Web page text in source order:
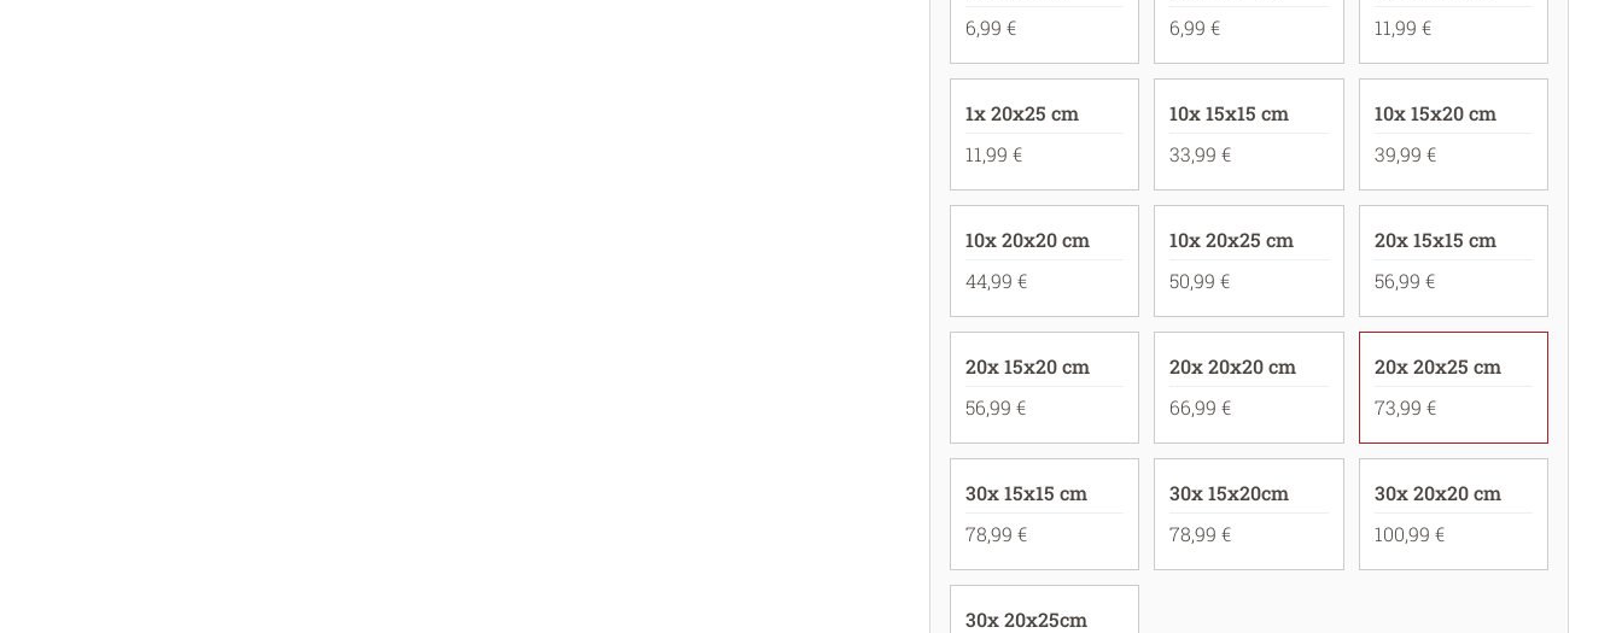
6,99 €
6,99 €
11,99 €
1x 20x25 cm
11,99 €
10x 15x15 cm
33,99 €
10x 15x20 cm
39,99 €
10x 20x20 cm
44,99 €
10x 20x25 cm
50,99 €
20x 15x15 cm
56,99 €
20x 15x20 cm
56,99 €
20x 20x20 cm
66,99 €
20x 20x25 cm
73,99 €
30x 15x15 cm
78,99 €
30x 15x20cm
78,99 €
30x 20x20 cm
100,99 €
30x 20x25cm